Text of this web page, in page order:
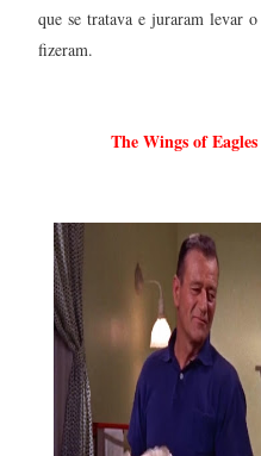
que se tratava e juraram levar
fizeram.
The Wings of